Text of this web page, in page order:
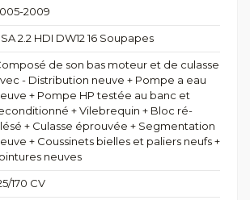
2009
2.2 HDI DW12 16 Soupapes
de son bas moteur et de culasse
- Distribution neuve + Pompe a eau
+ Pompe HP testée au banc et
+ Vilebrequin + Bloc ré-
+ Culasse éprouvée + Segmentation
+ Coussinets bielles et paliers neufs +
neuves
170 CV